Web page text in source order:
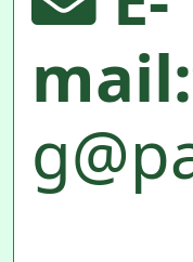
mail: